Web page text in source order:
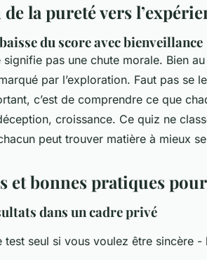
la pureté vers
du score avec bienveillance
pas une chute morale. Bien
par l’exploration. Faut pas se
c’est de comprendre ce que
croissance. Ce quiz ne
peut trouver matière à mieux
et bonnes pratiques
dans un cadre privé
test seul si vous voulez être sincère